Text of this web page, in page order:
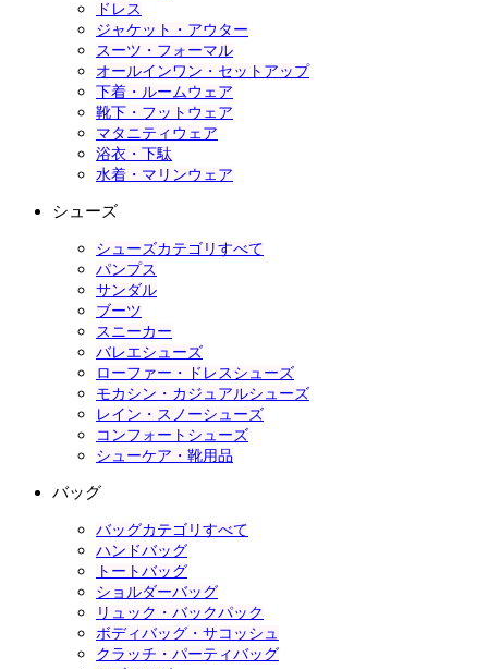
ドレス
ジャケット・アウター
スーツ・フォーマル
オールインワン・セットアップ
下着・ルームウェア
靴下・フットウェア
マタニティウェア
浴衣・下駄
水着・マリンウェア
シューズ
シューズカテゴリすべて
パンプス
サンダル
ブーツ
スニーカー
バレエシューズ
ローファー・ドレスシューズ
モカシン・カジュアルシューズ
レイン・スノーシューズ
コンフォートシューズ
シューケア・靴用品
バッグ
バッグカテゴリすべて
ハンドバッグ
トートバッグ
ショルダーバッグ
リュック・バックパック
ボディバッグ・サコッシュ
クラッチ・パーティバッグ